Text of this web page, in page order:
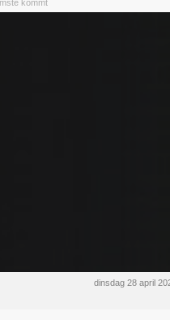
kommt
dinsdag 28 april